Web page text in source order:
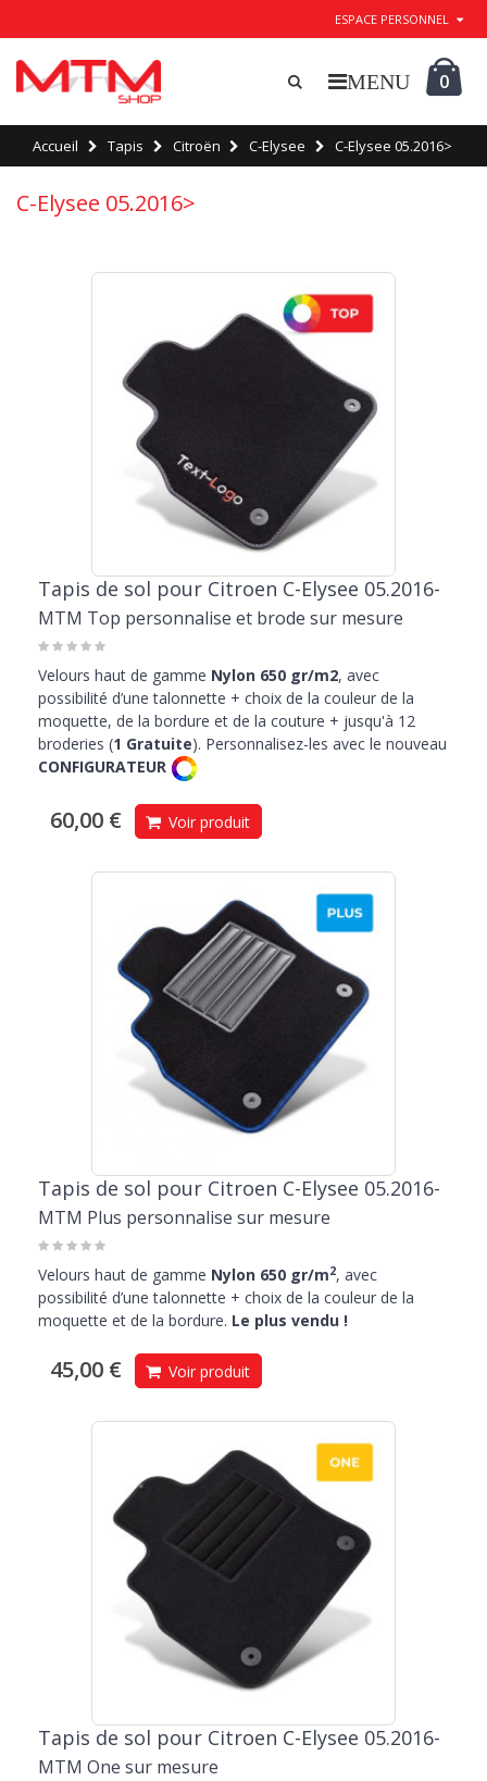
ESPACE PERSONNEL
0
Accueil Tapis Citroën C-Elysee C-Elysee 05.2016>
C-Elysee 05.2016>
Tapis de sol pour Citroen C-Elysee 05.2016-
MTM Top personnalise et brode sur mesure
Velours haut de gamme Nylon 650 gr/m2, avec
possibilité d’une talonnette + choix de la couleur de la
moquette, de la bordure et de la couture + jusqu'à 12
broderies (1 Gratuite). Personnalisez-les avec le nouveau
CONFIGURATEUR
60,00 € Voir produit
Tapis de sol pour Citroen C-Elysee 05.2016-
MTM Plus personnalise sur mesure
Velours haut de gamme Nylon 650 gr/m2, avec
possibilité d’une talonnette + choix de la couleur de la
moquette et de la bordure. Le plus vendu !
45,00 € Voir produit
Tapis de sol pour Citroen C-Elysee 05.2016-
MTM One sur mesure